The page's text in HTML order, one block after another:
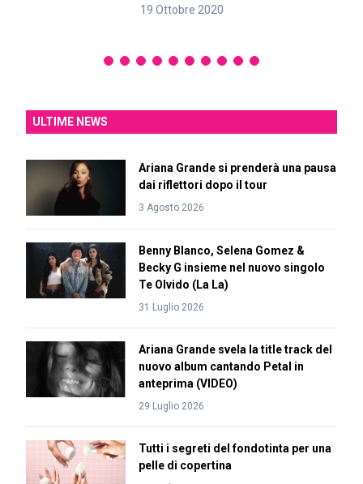
19 Ottobre 2020
ULTIME NEWS
Ariana Grande si prenderà una pausa
dai riflettori dopo il tour
3 Agosto 2026
Benny Blanco, Selena Gomez &
Becky G insieme nel nuovo singolo
Te Olvido (La La)
31 Luglio 2026
Ariana Grande svela la title track del
nuovo album cantando Petal in
anteprima (VIDEO)
29 Luglio 2026
Tutti i segreti del fondotinta per una
pelle di copertina